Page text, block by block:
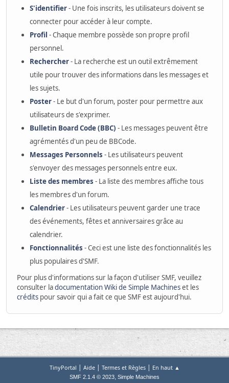
S'identifier- Une fois inscrits, les utilisateurs doivent se
connecter pour accéder à leur compte.
Profil - Chaque membre possède son propre profil
personnel.
Rechercher- La recherche est un outil extrêmement
utile pour trouver des informations dans les messages et
les sujets.
Poster- Le but d'un forum, poster pour permettre aux
utilisateurs de s'exprimer.
Bulletin Board Code (BBC) - Les messages peuvent être
agrémentés d'un peu de BBCode.
Messages Personnels - Les utilisateurs peuvent
s'envoyer des messages personnels entre eux.
Liste des membres - La liste des membres affiche tous
les membres d'un forum.
Calendrier- Les utilisateurs peuvent garder une trace
des événements, fêtes et anniversaires grâce au
calendrier.
Fonctionnalités - Ceci est une liste des fonctionnalités les
plus populaires d'SMF.
Pour plus d'informations sur la façon d'utiliser SMF, veuillez
consulter ladocumentation Wiki de Simple Machineset les
crédits pour savoir qui a fait ce que SMF est aujourd'hui.
TinyPortal | Aide| Termes et Règles| En haut ▲
SMF 2.1.4 © 2023, Simple Machines